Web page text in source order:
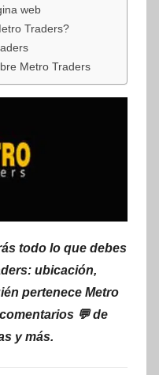
web
Traders?
Metro Traders
todo lo que debes
ubicación,
pertenece Metro
💬 de
y más.